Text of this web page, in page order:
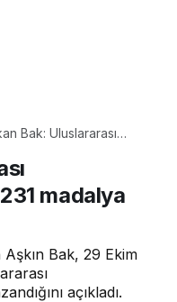
Bak: Uluslararası
elde ettik
madalya
Bak, 29 Ekim
açıkladı.